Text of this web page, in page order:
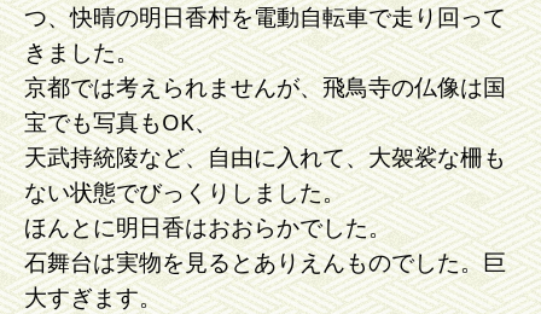
つ、快晴の明日香村を電動自転車で走り回って
きました。
京都では考えられませんが、飛鳥寺の仏像は国
宝でも写真もOK、
天武持統陵など、自由に入れて、大袈裟な柵も
ない状態でびっくりしました。
ほんとに明日香はおおらかでした。
石舞台は実物を見るとありえんものでした。巨
大すぎます。